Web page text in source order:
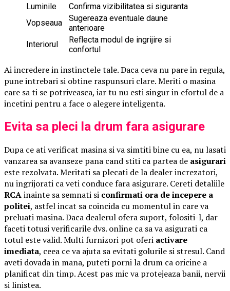
Luminile
Confirma vizibilitatea si siguranta
Vopseaua
Sugereaza eventuale daune
anterioare
Interiorul
Reflecta modul de ingrijire si
confortul
Ai incredere in instinctele tale. Daca ceva nu pare in regula,
pune intrebari si obtine raspunsuri clare. Meriti o masina
care sa ti se potriveasca, iar tu nu esti singur in efortul de a
incetini pentru a face o alegere inteligenta.
Evita sa pleci la drum fara asigurare
Dupa ce ati verificat masina si va simtiti bine cu ea, nu lasati
vanzarea sa avanseze pana cand stiti ca partea de asigurari
este rezolvata. Meritati sa plecati de la dealer increzatori,
nu ingrijorati ca veti conduce fara asigurare. Cereti detaliile
RCAinainte sa semnati si confirmati ora de incepere a
politei, astfel incat sa coincida cu momentul in care va
preluati masina. Daca dealerul ofera suport, folositi-l, dar
faceti totusi verificarile dvs. online ca sa va asigurati ca
totul este valid. Multi furnizori pot oferi activare
imediata, ceea ce va ajuta sa evitati golurile si stresul. Cand
aveti dovada in mana, puteti porni la drum ca oricine a
planificat din timp. Acest pas mic va protejeaza banii, nervii
si linistea.